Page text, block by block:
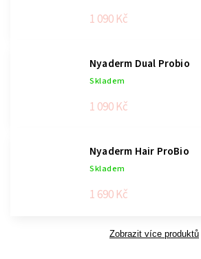
1 090 Kč
Nyaderm Dual Probio
Skladem
1 090 Kč
Nyaderm Hair ProBio
Skladem
1 690 Kč
Zobrazit více produktů